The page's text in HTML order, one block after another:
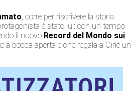
, corre per riscrivere la storia.
è stato lui: con un tempo
il nuovo Record del Mondo sui
a bocca aperta e che regala a Cirié un